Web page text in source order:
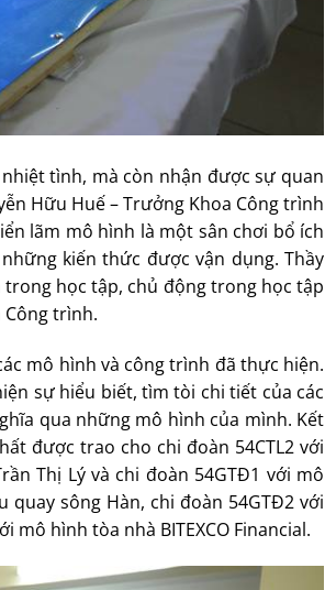
tình, mà còn nhận được sự quan
Hữu Huế – Trưởng Khoa Công trình
lãm mô hình là một sân chơi bổ ích
kiến thức được vận dụng. Thầy
học tập, chủ động trong học tập
trình.
mô hình và công trình đã thực hiện.
sự hiểu biết, tìm tòi chi tiết của các
qua những mô hình của mình. Kết
được trao cho chi đoàn 54CTL2 với
Thị Lý và chi đoàn 54GTĐ1 với mô
quay sông Hàn, chi đoàn 54GTĐ2 với
mô hình tòa nhà BITEXCO Financial.